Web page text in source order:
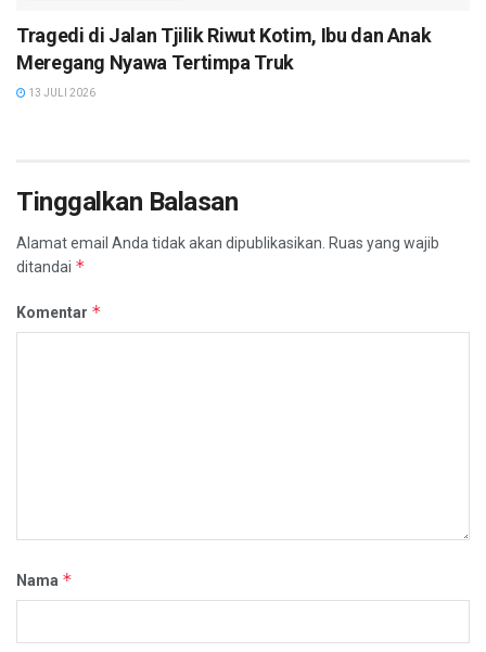
Tragedi di Jalan Tjilik Riwut Kotim, Ibu dan Anak
Meregang Nyawa Tertimpa Truk
13 JULI 2026
Tinggalkan Balasan
Alamat email Anda tidak akan dipublikasikan. Ruas yang wajib
ditandai *
Komentar *
Nama *